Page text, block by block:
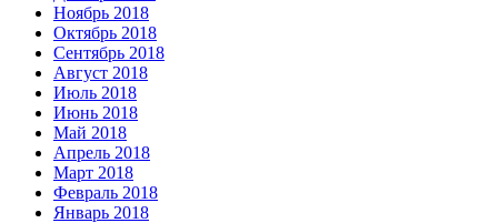
Ноябрь 2018
Октябрь 2018
Сентябрь 2018
Август 2018
Июль 2018
Июнь 2018
Май 2018
Апрель 2018
Март 2018
Февраль 2018
Январь 2018